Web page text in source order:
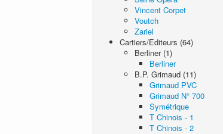
Vincent Corpet
Voutch
Zariel
Cartiers/Editeurs (64)
Berliner (1)
Berliner
B.P. Grimaud (11)
Grimaud PVC
Grimaud N° 700
Symétrique
T Chinois - 1
T Chinois - 2